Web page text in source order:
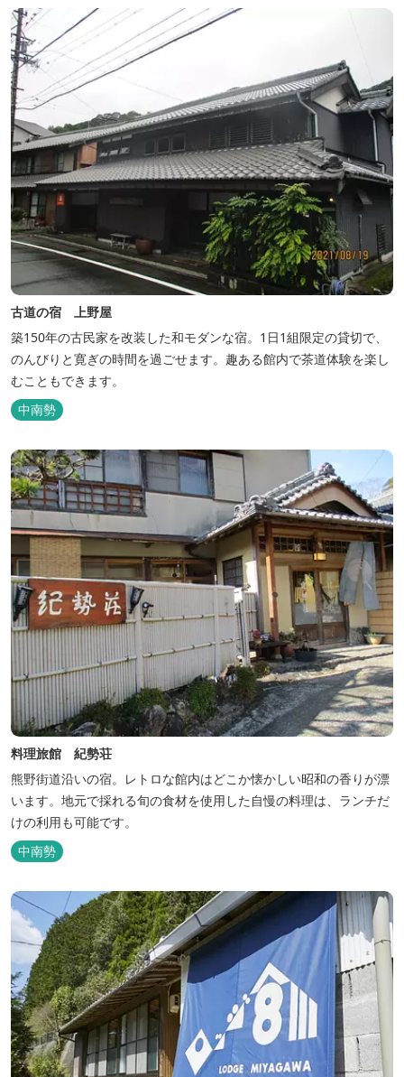
古道の宿 上野屋
築150年の古民家を改装した和モダンな宿。1日1組限定の貸切で、
のんびりと寛ぎの時間を過ごせます。趣ある館内で茶道体験を楽し
むこともできます。
中南勢
料理旅館 紀勢荘
熊野街道沿いの宿。レトロな館内はどこか懐かしい昭和の香りが漂
います。地元で採れる旬の食材を使用した自慢の料理は、ランチだ
けの利用も可能です。
中南勢